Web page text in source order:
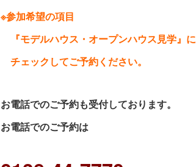
※参加希望の項目
『モデルハウス・オープンハウス見学』に
チェックしてご予約ください。
お電話でのご予約も受付しております。
お電話でのご予約は